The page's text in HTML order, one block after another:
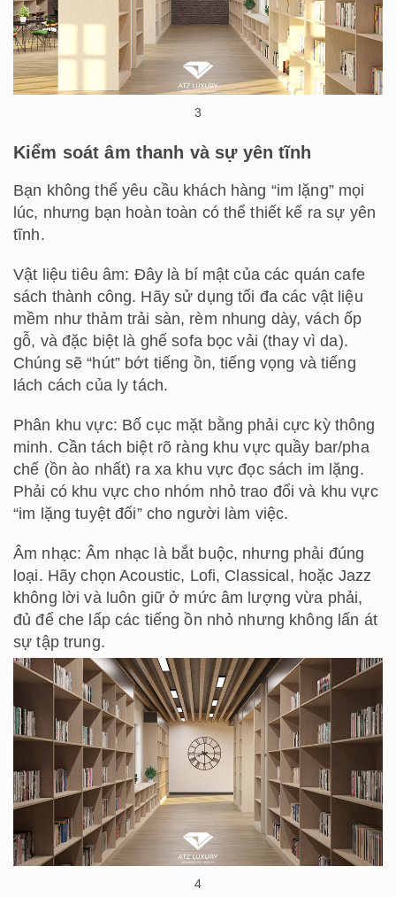
3
Kiểm soát âm thanh và sự yên tĩnh
Bạn không thể yêu cầu khách hàng “im lặng” mọi
lúc, nhưng bạn hoàn toàn có thể thiết kế ra sự yên
tĩnh.
Vật liệu tiêu âm: Đây là bí mật của các quán cafe
sách thành công. Hãy sử dụng tối đa các vật liệu
mềm như thảm trải sàn, rèm nhung dày, vách ốp
gỗ, và đặc biệt là ghế sofa bọc vải (thay vì da).
Chúng sẽ “hút” bớt tiếng ồn, tiếng vọng và tiếng
lách cách của ly tách.
Phân khu vực: Bố cục mặt bằng phải cực kỳ thông
minh. Cần tách biệt rõ ràng khu vực quầy bar/pha
chế (ồn ào nhất) ra xa khu vực đọc sách im lặng.
Phải có khu vực cho nhóm nhỏ trao đổi và khu vực
“im lặng tuyệt đối” cho người làm việc.
Âm nhạc: Âm nhạc là bắt buộc, nhưng phải đúng
loại. Hãy chọn Acoustic, Lofi, Classical, hoặc Jazz
không lời và luôn giữ ở mức âm lượng vừa phải,
đủ để che lấp các tiếng ồn nhỏ nhưng không lấn át
sự tập trung.
4